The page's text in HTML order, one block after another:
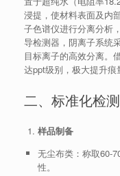
浸提，使材料表面及内
子色谱仪进行分离分析
导检测器，阴离子系统
目标离子的高效分离。
达ppt级别，极大提升痕
二、标准化检
样品制备
无尘布类：称取60-
性。